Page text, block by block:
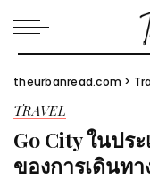
theurbanread.com >
TRAVEL
Go City ในปร
ของการเดินท